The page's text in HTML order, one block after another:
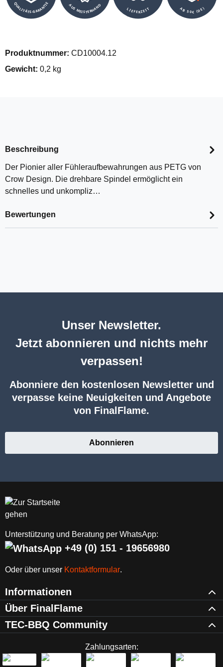
QUALITÄTS-GARANTIE AUS MEISTERHAND LIEFERZEIT AB 50€ (DE)
Produktnummer: CD10004.12
Gewicht: 0,2 kg
Beschreibung
Der Pionier aller Fühleraufbewahrungen aus PETG von
Crow Design. Die drehbare Spindel ermöglicht ein
schnelles und unkompliz…
Bewertungen
Unser Newsletter.
Jetzt abonnieren und nichts mehr
verpassen!
Abonniere den kostenlosen Newsletter und
verpasse keine Neuigkeiten und Angebote
von FinalFlame.
Abonnieren
Unterstützung und Beratung per WhatsApp:
+49 (0) 151 - 19656980
Oder über unser Kontaktformular.
Informationen
Über FinalFlame
TEC-BBQ Community
Zahlungsarten: